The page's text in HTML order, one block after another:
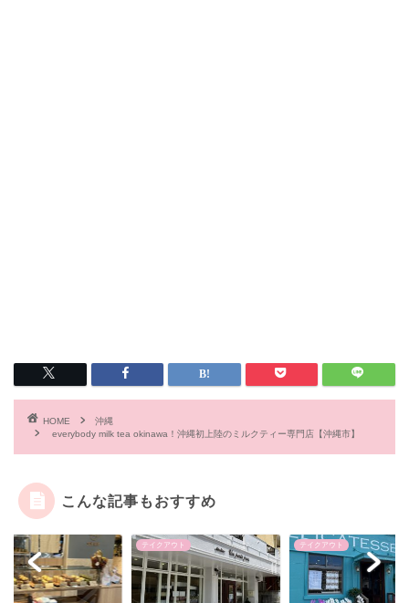
HOME
沖縄
everybody milk tea okinawa！沖縄初上陸のミルクティー専門店【沖縄市】
こんな記事もおすすめ
テイクアウト テイクアウト